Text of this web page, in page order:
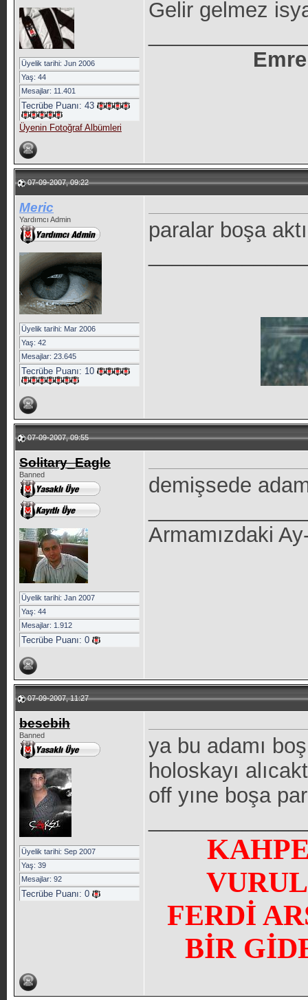
Üyelik tarihi: Jun 2006
Yaş: 44
Mesajlar: 11.401
Tecrübe Puanı: 43
Üyenin Fotoğraf Albümleri
Gelir gelmez
07-09-2007, 09:22
Meric
Yardımcı Admin
Üyelik tarihi: Mar 2006
Yaş: 42
Mesajlar: 23.645
Tecrübe Puanı: 10
paralar boşa aktı
07-09-2007, 09:55
Solitary_Eagle
Banned
Üyelik tarihi: Jan 2007
Yaş: 44
Mesajlar: 1.912
Tecrübe Puanı: 0
demişsede
Armamızdaki
07-09-2007, 11:27
besebih
Banned
Üyelik tarihi: Sep 2007
Yaş: 39
Mesajlar: 92
Tecrübe Puanı: 0
ya bu adamı
holoskayı
off yıne boşa
FERDİ
BİR